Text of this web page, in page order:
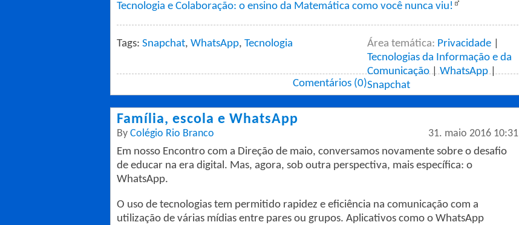
Tecnologia e Colaboração: o ensino da Matemática como você nunca viu!
Área temática: Privacidade
Tecnologias da Informação e da
Comunicação|WhatsApp|
Snapchat
Tags: Snapchat, WhatsApp, Tecnologia
Comentários (0)
Família, escola e WhatsApp
By Colégio Rio Branco 31. maio 2016 10:31
Em nosso Encontro com a Direção de maio, conversamos novamente sobre o desafio
de educar na era digital. Mas, agora, sob outra perspectiva, mais específica: o
WhatsApp.
O uso de tecnologias tem permitido rapidez e eficiência na comunicação com a
utilização de várias mídias entre pares ou grupos. Aplicativos como o WhatsApp